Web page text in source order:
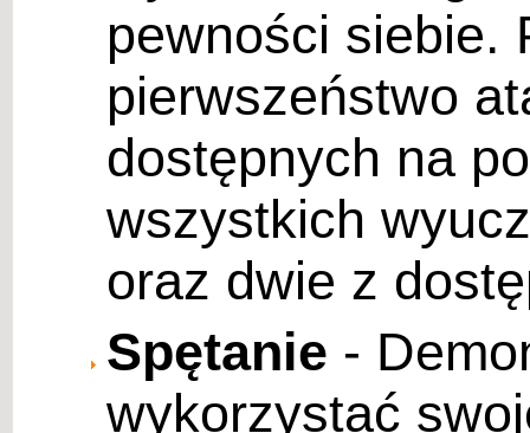
pewności siebie.
pierwszeństwo
dostępnych na
wszystkich
oraz dwie z
Spętanie -
wykorzystać